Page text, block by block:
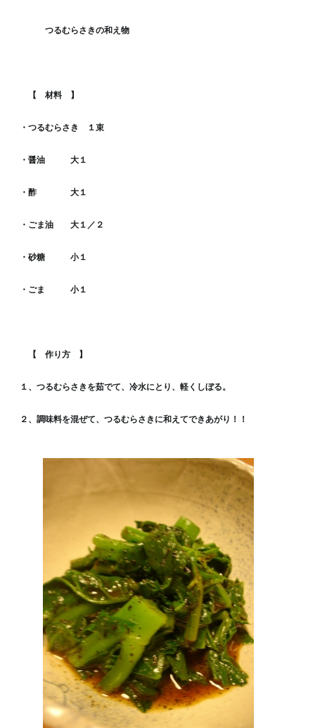
つるむらさきの和え物
【 材料 】
・つるむらさき １束
・醤油 大１
・酢 大１
・ごま油 大１／２
・砂糖 小１
・ごま 小１
【 作り方 】
１、つるむらさきを茹でて、冷水にとり、軽くしぼる。
２、調味料を混ぜて、つるむらさきに和えてできあがり！！